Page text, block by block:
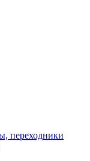
переходники